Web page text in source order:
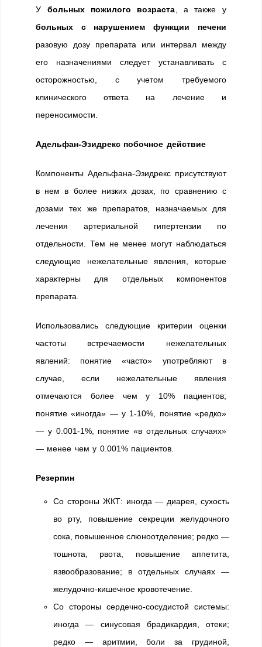
У больных пожилого возраста , а также у
больных с нарушением функции печени
разовую дозу препарата или интервал между
его назначениями следует устанавливать с
осторожностью, с учетом требуемого
клинического ответа на лечение и
переносимости.
Адельфан-Эзидрекс побочное действие
Компоненты Адельфана-Эзидрекс присутствуют
в нем в более низких дозах, по сравнению с
дозами тех же препаратов, назначаемых для
лечения артериальной гипертензии по
отдельности. Тем не менее могут наблюдаться
следующие нежелательные явления, которые
характерны для отдельных компонентов
препарата.
Использовались следующие критерии оценки
частоты встречаемости нежелательных
явлений: понятие «часто» употребляют в
случае, если нежелательные явления
отмечаются более чем у 10% пациентов;
понятие «иногда» — у 1-10%, понятие «редко»
— у 0.001-1%, понятие «в отдельных случаях»
— менее чем у 0.001% пациентов.
Резерпин
Со стороны ЖКТ: иногда — диарея, сухость
во рту, повышение секреции желудочного
сока, повышенное слюноотделение; редко —
тошнота, рвота, повышение аппетита,
язвообразование; в отдельных случаях —
желудочно-кишечное кровотечение.
Со стороны сердечно-сосудистой системы:
иногда — синусовая брадикардия, отеки;
редко — аритмии, боли за грудиной,